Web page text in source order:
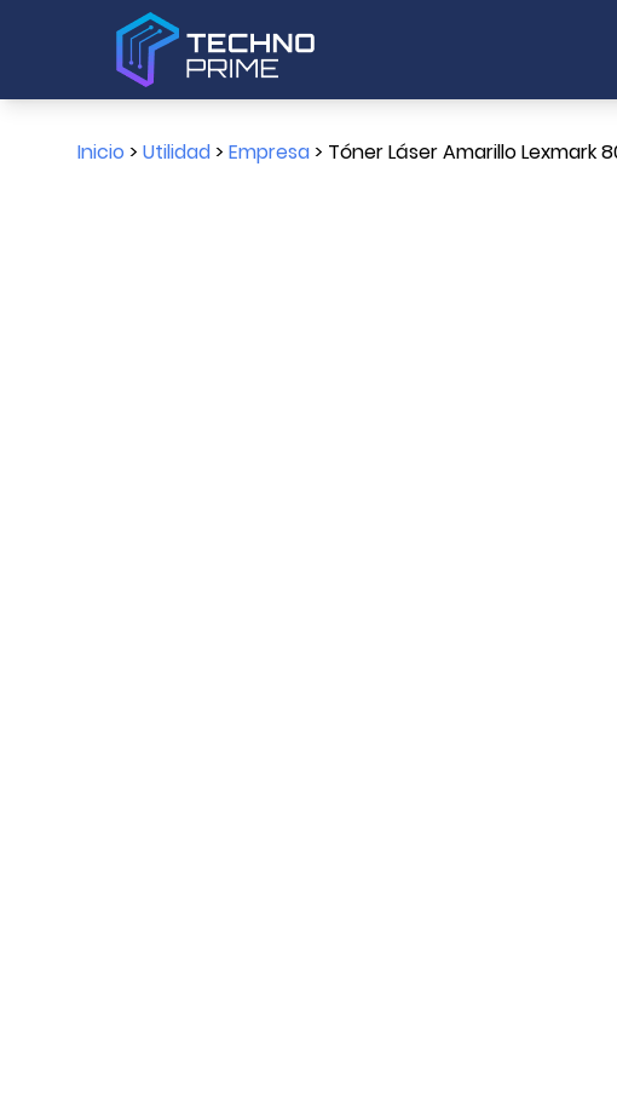
Inicio > Utilidad> Empresa> Tóner Láser Amarillo Lexmark